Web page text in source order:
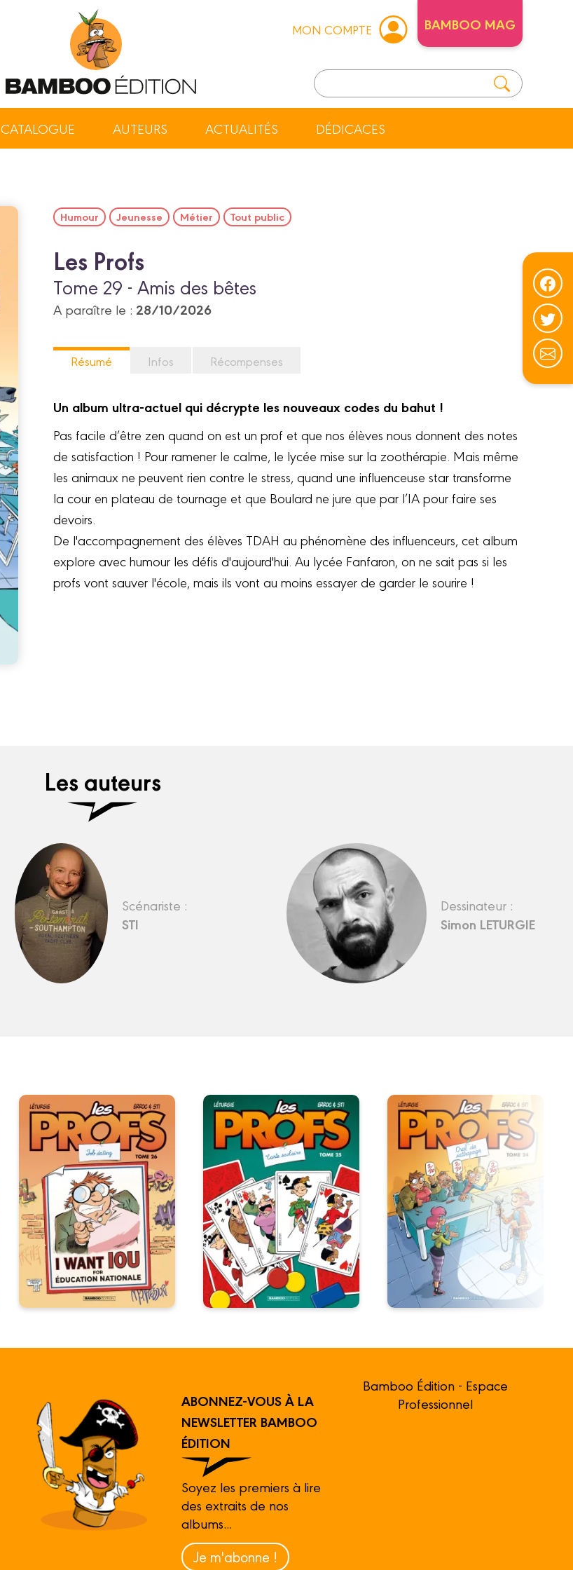
MON COMPTE BAMBOO MAG
CATALOGUE AUTEURS ACTUALITÉS DÉDICACES
Humour Jeunesse Métier Tout public
Les Profs
Tome 29 - Amis des bêtes
A paraître le : 28/10/2026
Résumé Infos Récompenses
Un album ultra-actuel qui décrypte les nouveaux codes du bahut !
Pas facile d’être zen quand on est un prof et que nos élèves nous donnent des notes
de satisfaction ! Pour ramener le calme, le lycée mise sur la zoothérapie. Mais même
les animaux ne peuvent rien contre le stress, quand une influenceuse star transforme
la cour en plateau de tournage et que Boulard ne jure que par l’IA pour faire ses
devoirs.
De l'accompagnement des élèves TDAH au phénomène des influenceurs, cet album
explore avec humour les défis d'aujourd'hui. Au lycée Fanfaron, on ne sait pas si les
profs vont sauver l'école, mais ils vont au moins essayer de garder le sourire !
Les auteurs
Scénariste :
STI
Dessinateur :
Simon LETURGIE
ABONNEZ-VOUS À LA
NEWSLETTER BAMBOO
ÉDITION
Soyez les premiers à lire
des extraits de nos
albums...
Je m'abonne !
Bamboo Édition - Espace
Professionnel